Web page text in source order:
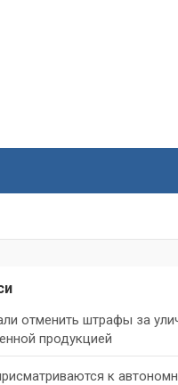
отменить штрафы за
продукцией
к